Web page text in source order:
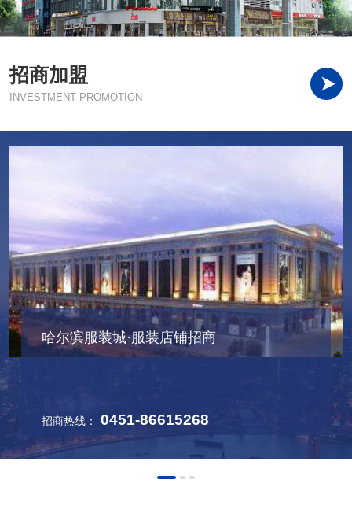
招商加盟
INVESTMENT PROMOTION
哈尔滨服装城·娱乐场所招商
客服热线： 0451-86615268
哈尔滨服装城·服装店铺招商
招商热线： 0451-86615268
哈尔滨服装城·化妆品商铺招商
招商热线： 0451-86615268
哈尔滨服装城·娱乐场所招商
客服热线： 0451-86615268
哈尔滨服装城·服装店铺招商
招商热线： 0451-86615268